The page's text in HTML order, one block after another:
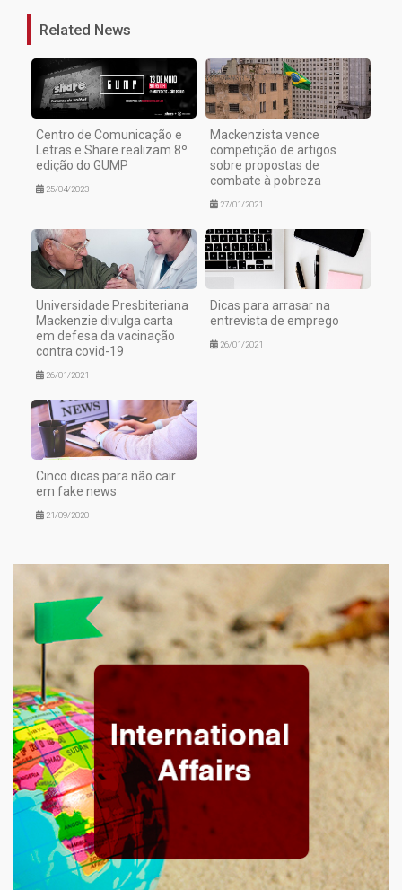
Related News
Centro de Comunicação e
Letras e Share realizam 8º
edição do GUMP
25/04/2023
Mackenzista vence
competição de artigos
sobre propostas de
combate à pobreza
27/01/2021
Universidade Presbiteriana
Mackenzie divulga carta
em defesa da vacinação
contra covid-19
26/01/2021
Dicas para arrasar na
entrevista de emprego
26/01/2021
Cinco dicas para não cair
em fake news
21/09/2020